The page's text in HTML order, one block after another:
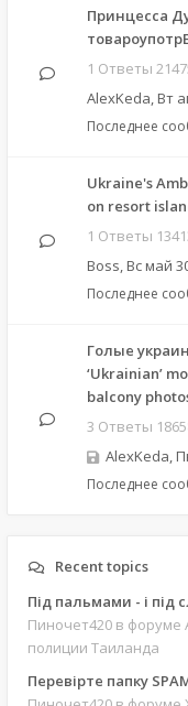
Принцесса
1 Ответы
AlexKeda, Вт
Последнее
Ukraine's
on resort
1 Ответы
Boss, Вс май
Последнее
Голые
‘Ukrainian’
balcony
3 Ответы
AlexKeda,
Последнее
Recent topics
Під пальмами - і під
Пиночет420 в форуме
полиции Таиланда
Перевірте папку